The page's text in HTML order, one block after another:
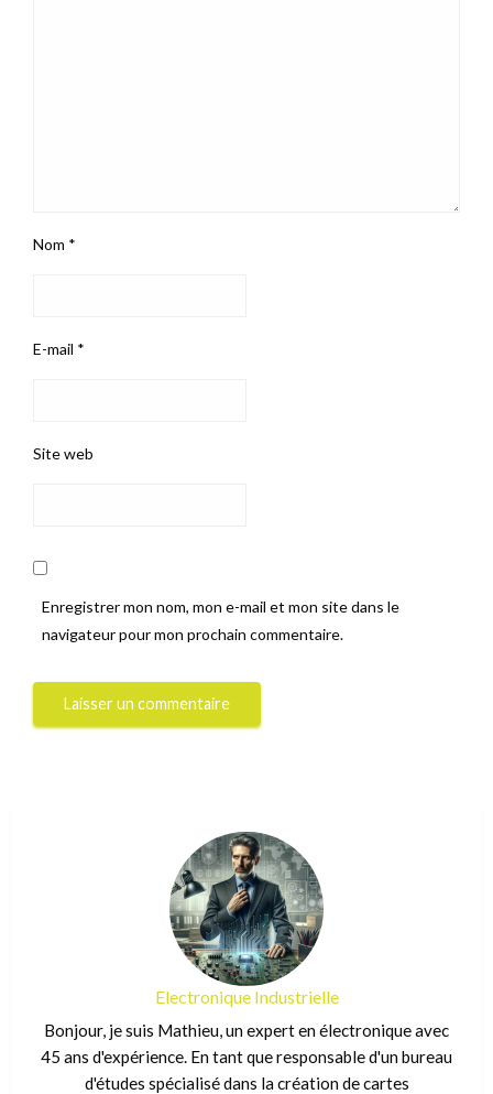
Nom *
E-mail *
Site web
Enregistrer mon nom, mon e-mail et mon site dans le
navigateur pour mon prochain commentaire.
Electronique Industrielle
Bonjour, je suis Mathieu, un expert en électronique avec
45 ans d'expérience. En tant que responsable d'un bureau
d'études spécialisé dans la création de cartes